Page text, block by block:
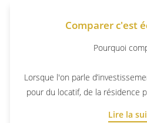
Comparer c'est
Pourquoi
Lorsque l'on parle
pour du locatif, de la résidence
Lire la